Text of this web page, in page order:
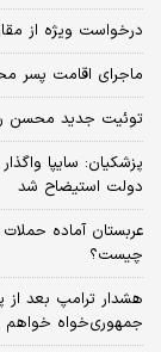
درخواست ویژه از
ماجرای اقامت پسر
توئیت جدید محسن
پزشکیان: سایپا
دولت استیضاح شد
عربستان آماده
چیست؟
هشدار ترامپ بعد از
جمهوری‌خواه خواهم